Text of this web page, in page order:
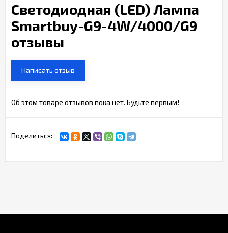
Светодиодная (LED) Лампа
Smartbuy-G9-4W/4000/G9
отзывы
Написать отзыв
Об этом товаре отзывов пока нет. Будьте первым!
Поделиться: